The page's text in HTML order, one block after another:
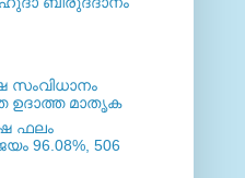
ഉദാത്ത മാതൃക
ഫലം
96.08%, 506